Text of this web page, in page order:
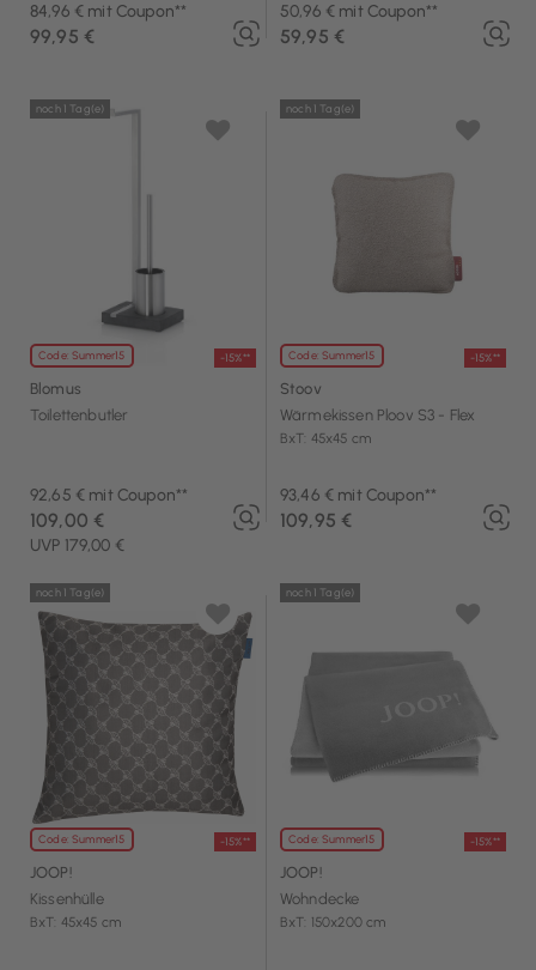
84,96 € mit Coupon**
99,95 €
50,96 € mit Coupon**
59,95 €
Code: Summer15 -15%**
noch 1 Tag(e)
Blomus
Toilettenbutler
92,65 € mit Coupon**
UVP 179,00 €
109,00 €
Code: Summer15 -15%**
noch 1 Tag(e)
Stoov
Wärmekissen Ploov S3 - Flex
BxT: 45x45 cm
93,46 € mit Coupon**
109,95 €
Code: Summer15 -15%**
noch 1 Tag(e)
JOOP!
Kissenhülle
BxT: 45x45 cm
Code: Summer15 -15%**
noch 1 Tag(e)
JOOP!
Wohndecke
BxT: 150x200 cm